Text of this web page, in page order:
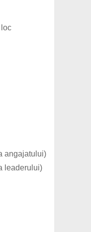
loc
angajatului)
leaderului)